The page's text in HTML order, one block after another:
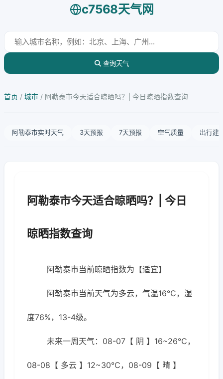
c7568天气网
查询天气
首页 / 城市 / 阿勒泰市今天适合晾晒吗？| 今日晾晒指数查询
阿勒泰市实时天气 3天预报 7天预报 空气质量 出行建
阿勒泰市今天适合晾晒吗？| 今日
晾晒指数查询
阿勒泰市当前晾晒指数为【适宜】
阿勒泰市当前天气为多云，气温16℃，湿
度76%，13-4级。
未来一周天气：08-07【 阴 】16~26℃，
08-08【 多云 】12~30℃，08-09【 晴 】